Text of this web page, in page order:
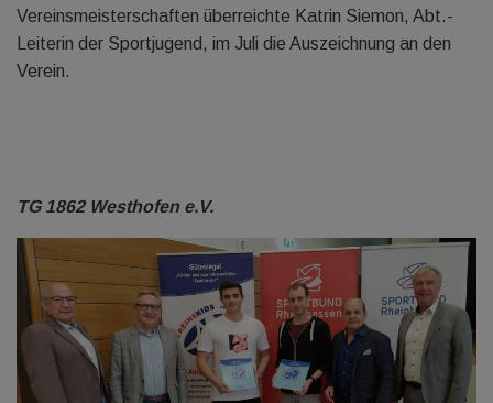
Vereinsmeisterschaften überreichte Katrin Siemon, Abt.-
Leiterin der Sportjugend, im Juli die Auszeichnung an den
Verein.
TG 1862 Westhofen e.V.